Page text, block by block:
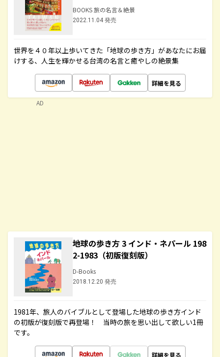
BOOKS 旅の名言＆絶景
2022.11.04 発売
世界を４０年以上歩いてきた「地球の歩き方」があなたにお届
けする、人生を輝かせる台湾の名言と癒やしの絶景集
詳細を見る
地球の歩き方 3 インド・ネパール 198
2-1983（初版復刻版）
D-Books
2018.12.20 発売
1981年、旅人のバイブルとして登場した地球の歩き方インド
の初版が復刻版で再登場！ 当時の旅を思い出して欲しい1冊
です。
詳細を見る
AD